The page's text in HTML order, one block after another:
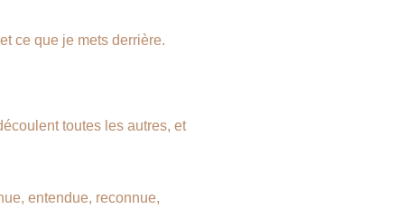
ce que je mets derrière.
toutes les autres, et
entendue, reconnue,